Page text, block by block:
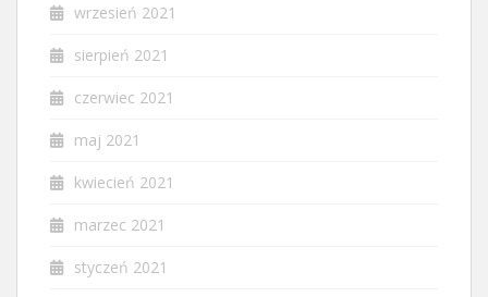
wrzesień 2021
sierpień 2021
czerwiec 2021
maj 2021
kwiecień 2021
marzec 2021
styczeń 2021